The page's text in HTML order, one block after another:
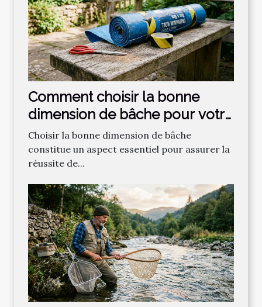
Comment choisir la bonne
dimension de bâche pour votre
projet ?
Choisir la bonne dimension de bâche
constitue un aspect essentiel pour assurer la
réussite de...